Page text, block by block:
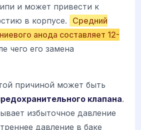
и может привести к
в корпусе.
Средний
анода составляет 12-
чего его замена
причиной может быть
клапана.
избыточное давление
давление в баке